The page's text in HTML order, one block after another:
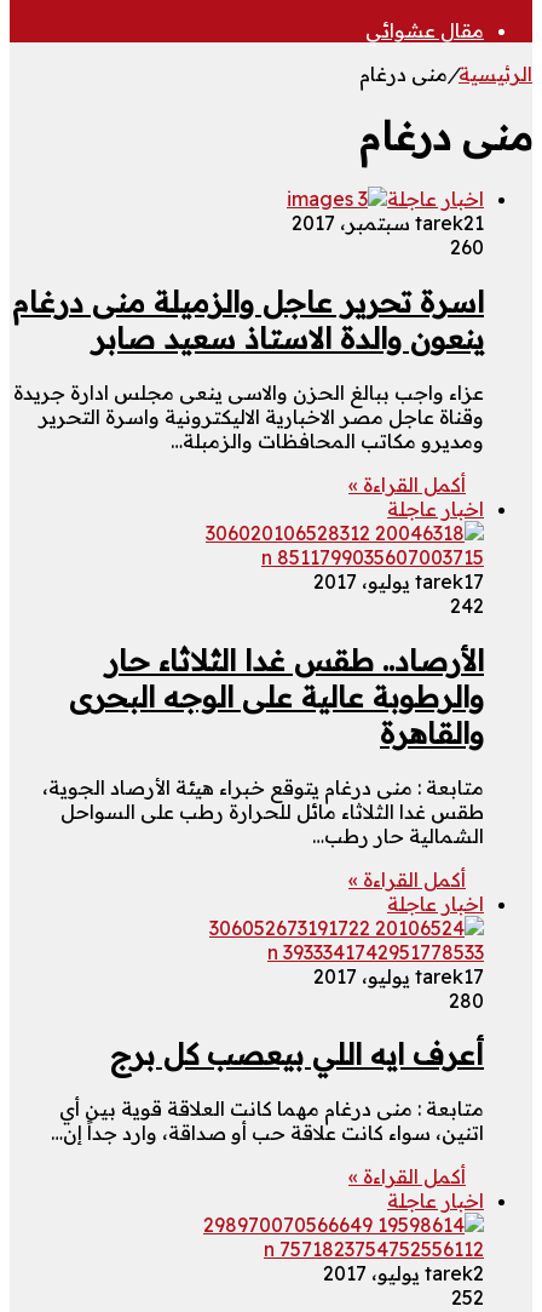
مقال عشوائي
الرئيسية/منى درغام
منى درغام
اخبار عاجلة
tarek21 سبتمبر، 2017
260
اسرة تحرير عاجل والزميلة منى درغام
ينعون والدة الاستاذ سعيد صابر
عزاء واجب ببالغ الحزن والاسى ينعى مجلس ادارة جريدة
وقناة عاجل مصر الاخبارية الاليكترونية واسرة التحرير
ومديرو مكاتب المحافظات والزمبلة…
أكمل القراءة »
اخبار عاجلة
tarek17 يوليو، 2017
242
الأرصاد.. طقس غدا الثلاثاء حار
والرطوبة عالية على الوجه البحرى
والقاهرة
متابعة : منى درغام يتوقع خبراء هيئة الأرصاد الجوية،
طقس غدا الثلاثاء مائل للحرارة رطب على السواحل
الشمالية حار رطب…
أكمل القراءة »
اخبار عاجلة
tarek17 يوليو، 2017
280
أعرف ايه اللي بيعصب كل برج
متابعة : منى درغام مهما كانت العلاقة قوية بين أي
اتنين، سواء كانت علاقة حب أو صداقة، وارد جداً إن…
أكمل القراءة »
اخبار عاجلة
tarek2 يوليو، 2017
252